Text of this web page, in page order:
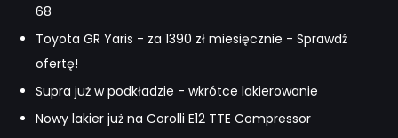
68
Toyota GR Yaris - za 1390 zł miesięcznie - Sprawdź
ofertę!
Supra już w podkładzie - wkrótce lakierowanie
Nowy lakier już na Corolli E12 TTE Compressor